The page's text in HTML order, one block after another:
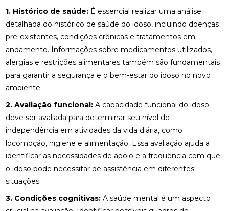
1. Histórico de saúde: É essencial realizar uma análise
detalhada do histórico de saúde do idoso, incluindo doenças
pré-existentes, condições crônicas e tratamentos em
andamento. Informações sobre medicamentos utilizados,
alergias e restrições alimentares também são fundamentais
para garantir a segurança e o bem-estar do idoso no novo
ambiente.
2. Avaliação funcional: A capacidade funcional do idoso
deve ser avaliada para determinar seu nível de
independência em atividades da vida diária, como
locomoção, higiene e alimentação. Essa avaliação ajuda a
identificar as necessidades de apoio e a frequência com que
o idoso pode necessitar de assistência em diferentes
situações.
3. Condições cognitivas: A saúde mental é um aspecto